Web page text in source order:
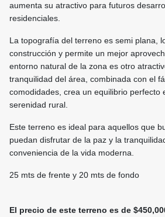
aumenta su atractivo para futuros
residenciales.
La topografía del terreno es semi plana,
construcción y permite un mejor
entorno natural de la zona es otro
tranquilidad del área, combinada con el
comodidades, crea un equilibrio perfecto
serenidad rural.
Este terreno es ideal para aquellos que
puedan disfrutar de la paz y la
conveniencia de la vida moderna.
25 mts de frente y 20 mts de fondo
El precio de este terreno es de